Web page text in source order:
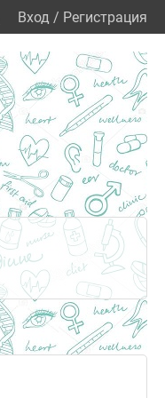
Вход / Регистрация